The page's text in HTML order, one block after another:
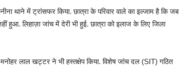
थाने में ट्रांसफर किया. छात्रा के परिवार वाले का इल्जाम है कि जब
हुआ. लिहाज़ा जांच में देरी भी हुई. छात्रा को इलाज के लिए जिला
लाल खट्टर ने भी हस्तक्षेप किया. विशेष जांच दल (SIT) गठित